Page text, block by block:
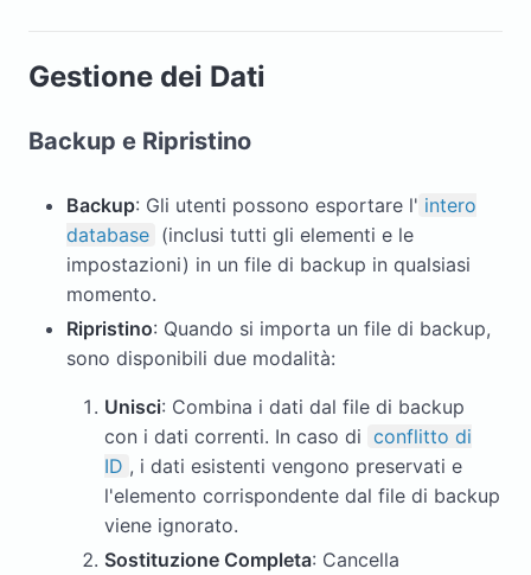
Gestione dei Dati
Backup e Ripristino
Backup: Gli utenti possono esportare l' intero
database (inclusi tutti gli elementi e le
impostazioni) in un file di backup in qualsiasi
momento.
Ripristino: Quando si importa un file di backup,
sono disponibili due modalità:
Unisci: Combina i dati dal file di backup
con i dati correnti. In caso di conflitto di
ID , i dati esistenti vengono preservati e
l'elemento corrispondente dal file di backup
viene ignorato.
Sostituzione Completa: Cancella